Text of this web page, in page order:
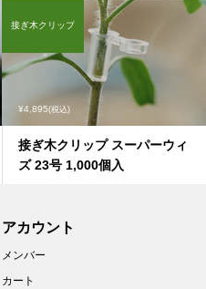
¥4,895(税込)
接ぎ木クリップ スーパーウィ
ズ 23号 1,000個入
接ぎ木クリップ
アカウント
メンバー
カート